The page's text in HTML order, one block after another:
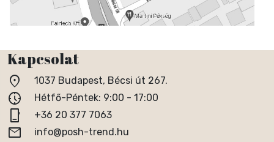
Kapcsolat
location_on 1037 Budapest, Bécsi út 267.
nest_clock_farsight_analog Hétfő-Péntek: 9:00 - 17:00
phone_iphone +36 20 377 7063
email info@posh-trend.hu